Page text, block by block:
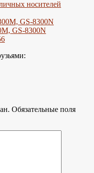
носителей
GS-8300N
Обязательные поля